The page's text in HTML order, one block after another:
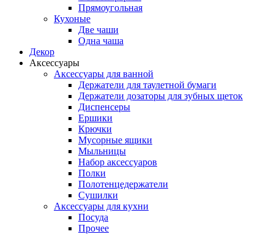
Прямоугольная
Кухоные
Две чаши
Одна чаша
Декор
Аксессуары
Аксессуары для ванной
Держатели для таулетной бумаги
Держатели дозаторы для зубных щеток
Диспенсеры
Ершики
Крючки
Мусорные ящики
Мыльницы
Набор аксессуаров
Полки
Полотенцедержатели
Сушилки
Аксессуары для кухни
Посуда
Прочее